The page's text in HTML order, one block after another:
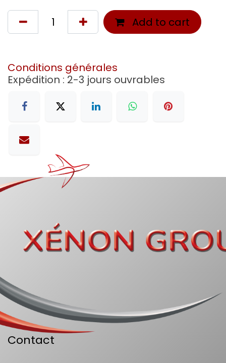
Add to cart
Conditions générales
Expédition : 2-3 jours ouvrables
Contact